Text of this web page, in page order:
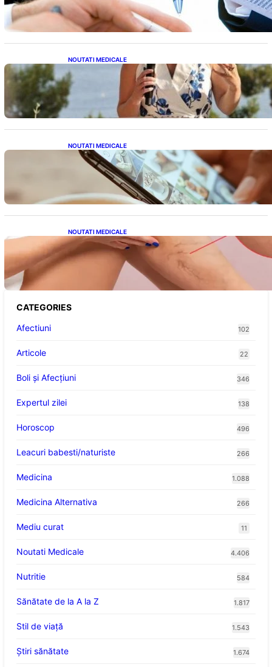
Condițiilor Impuse
NOUTATI MEDICALE
Nașterea prințesei Eugenie la Lisabona: O
alegere plină de semnificație pentru familia
regală britanică
NOUTATI MEDICALE
Revoluția Bateriilor pentru Telefoane:
Avantaje, Provocări și Viitorul Tehnologiei
Energetice
NOUTATI MEDICALE
Varicele și Umflarea Picioarelor pe Caniculă:
Înțelegerea Simptomelor și Măsurilor de
Prevenție
CATEGORIES
Afectiuni
102
Articole 22
Boli și Afecțiuni 346
Expertul zilei 138
Horoscop 496
Leacuri babesti/naturiste 266
Medicina 1.088
Medicina Alternativa 266
Mediu curat 11
Noutati Medicale 4.406
Nutritie 584
Sănătate de la A la Z 1.817
Stil de viaţă 1.543
Ştiri sănătate 1.674